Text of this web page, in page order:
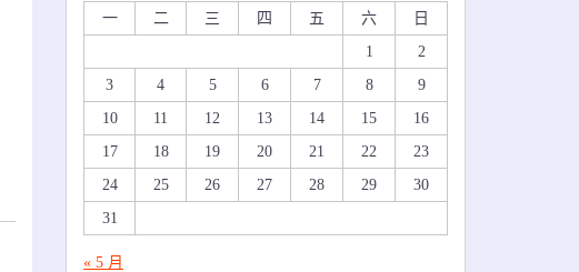
一 二 三 四 五 六
日
1
2
3
4 5 6 7 8
9
10
11 12 13 14 15
16
17
18 19 20 21 22
23
24
25 26 27 28 29
30
31
« 5 月